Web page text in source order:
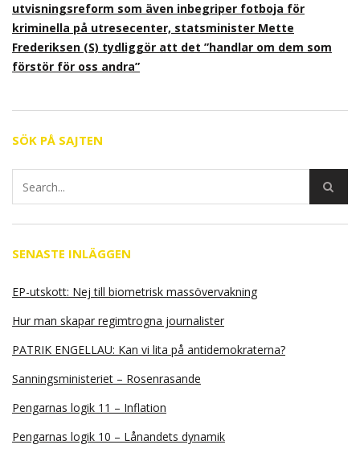
utvisningsreform som även inbegriper fotboja för
kriminella på utresecenter, statsminister Mette
Frederiksen (S) tydliggör att det ”handlar om dem som
förstör för oss andra”
SÖK PÅ SAJTEN
SENASTE INLÄGGEN
EP-utskott: Nej till biometrisk massövervakning
Hur man skapar regimtrogna journalister
PATRIK ENGELLAU: Kan vi lita på antidemokraterna?
Sanningsministeriet – Rosenrasande
Pengarnas logik 11 – Inflation
Pengarnas logik 10 – Lånandets dynamik